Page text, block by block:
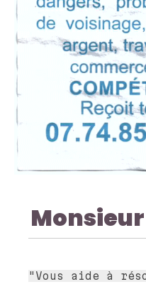
Monsieur
"Vous aide à